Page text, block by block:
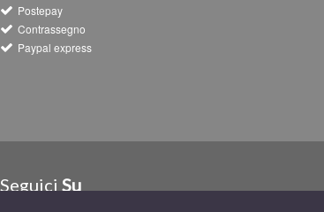
Postepay
Contrassegno
Paypal express
Seguici Su